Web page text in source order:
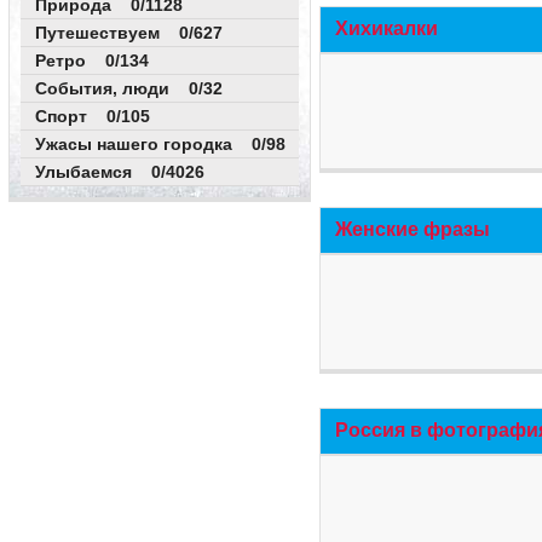
Природа 0/1128
Путешествуем 0/627
Ретро 0/134
События, люди 0/32
Спорт 0/105
Ужасы нашего городка 0/98
Улыбаемся 0/4026
Хихикалки
Женские фразы
Россия в